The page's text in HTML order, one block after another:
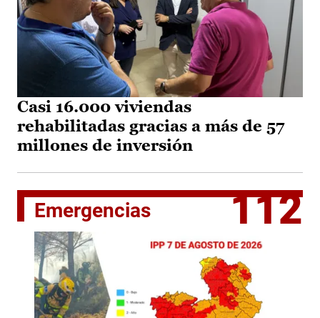
Casi 16.000 viviendas
rehabilitadas gracias a más de 57
millones de inversión
Emergencias 112